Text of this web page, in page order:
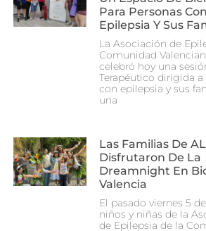
Para Personas Con
Epilepsia Y Sus
La Asociación de
Comunidad
celebró hoy una
Terapéutico dirigida a
con epilepsia y sus
una
Las Familias De
Disfrutaron De La
Dreamnight En
Valencia
El pasado viernes 5
niños y niñas de la
de Epilepsia de la